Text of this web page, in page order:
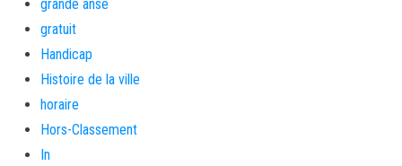
grande anse
gratuit
Handicap
Histoire de la ville
horaire
Hors-Classement
In